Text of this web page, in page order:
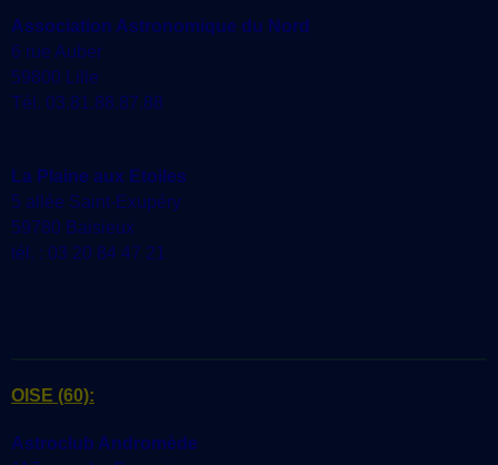
Association Astronomique du Nord
6 rue Auber
59800 Lille
Tél. 03.81.88.87.88
La Plaine aux Etoiles
5 allée Saint-Exupéry
59780 Baisieux
tél. : 03 20 84 47 21
OISE (60):
Astroclub Andromède